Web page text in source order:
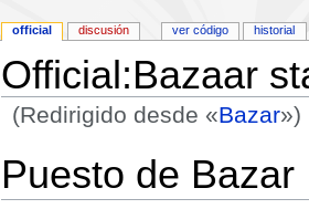
Official:Bazaar
(Redirigido desde «Bazar»)
Puesto de Bazar
official discusión ver código historial